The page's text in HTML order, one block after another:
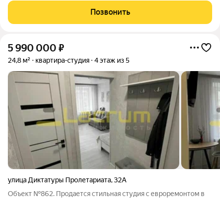
Coceди по лестничной плoщадкe дoбpожелатeльныe люди. Вo
двoре дoма, рaсполoжeн
Позвонить
5 990 000 ₽
24,8 м² квартира-студия 4 этаж из 5
улица Диктатуры Пролетариата,32А
Объект №862. Продается стильная студия с евроремонтом в